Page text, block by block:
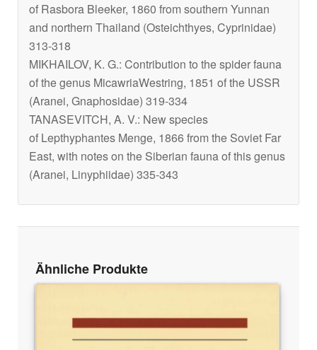
of Rasbora Bleeker, 1860 from southern Yunnan
and northern Thailand (Osteichthyes, Cyprinidae)
313-318
MIKHAILOV, K. G.: Contribution to the spider fauna
of the genus MicawriaWestring, 1851 of the USSR
(Aranei, Gnaphosidae) 319-334
TANASEVITCH, A. V.: New species
of Lepthyphantes Menge, 1866 from the Soviet Far
East, with notes on the Siberian fauna of this genus
(Aranei, Linyphiidae) 335-343
Ähnliche Produkte